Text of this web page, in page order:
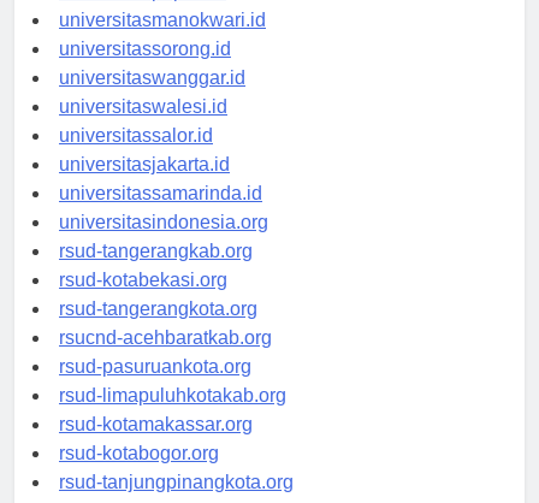
universitaspapua.id
universitasmanokwari.id
universitassorong.id
universitaswanggar.id
universitaswalesi.id
universitassalor.id
universitasjakarta.id
universitassamarinda.id
universitasindonesia.org
rsud-tangerangkab.org
rsud-kotabekasi.org
rsud-tangerangkota.org
rsucnd-acehbaratkab.org
rsud-pasuruankota.org
rsud-limapuluhkotakab.org
rsud-kotamakassar.org
rsud-kotabogor.org